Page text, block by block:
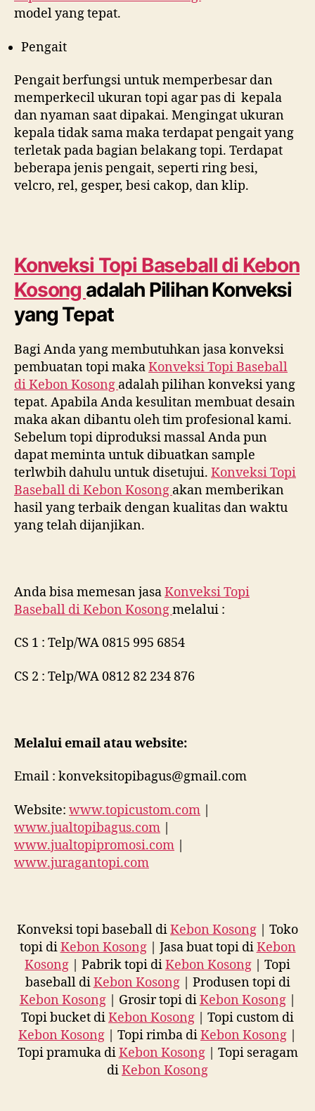
model yang tepat.
Pengait
Pengait berfungsi untuk memperbesar dan
memperkecil ukuran topi agar pas di kepala
dan nyaman saat dipakai. Mengingat ukuran
kepala tidak sama maka terdapat pengait yang
terletak pada bagian belakang topi. Terdapat
beberapa jenis pengait, seperti ring besi,
velcro, rel, gesper, besi cakop, dan klip.
Konveksi Topi Baseball di Kebon
Kosong adalah Pilihan Konveksi
yang Tepat
Bagi Anda yang membutuhkan jasa konveksi
pembuatan topi makaKonveksi Topi Baseball
diKebon Kosong adalah pilihan konveksi yang
tepat. Apabila Anda kesulitan membuat desain
maka akan dibantu oleh tim profesional kami.
Sebelum topi diproduksi massal Anda pun
dapat meminta untuk dibuatkan sample
terlwbih dahulu untuk disetujui. Konveksi Topi
Baseball diKebon Kosong akan memberikan
hasil yang terbaik dengan kualitas dan waktu
yang telah dijanjikan.
Anda bisa memesan jasaKonveksi Topi
Baseball diKebon Kosongmelalui :
CS 1 : Telp/WA 0815 995 6854
CS 2 : Telp/WA 0812 82 234 876
Melalui email atau website:
Email : konveksitopibagus@gmail.com
Website: www.topicustom.com |
www.jualtopibagus.com |
www.jualtopipromosi.com |
www.juragantopi.com
Konveksi topi baseball diKebon Kosong | Toko
topi diKebon Kosong| Jasa buat topi diKebon
Kosong | Pabrik topi diKebon Kosong | Topi
baseball diKebon Kosong| Produsen topi di
Kebon Kosong| Grosir topi diKebon Kosong|
Topi bucket diKebon Kosong | Topi custom di
Kebon Kosong | Topi rimba diKebon Kosong |
Topi pramuka diKebon Kosong| Topi seragam
diKebon Kosong